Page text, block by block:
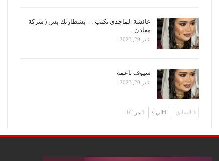
عائشة الماجدي تكتب … بشطارتك بس ( شركة
معادن…
يناير 29, 2023
سيوف ناعمة
يناير 20, 2023
السابق التالي 1 من 10